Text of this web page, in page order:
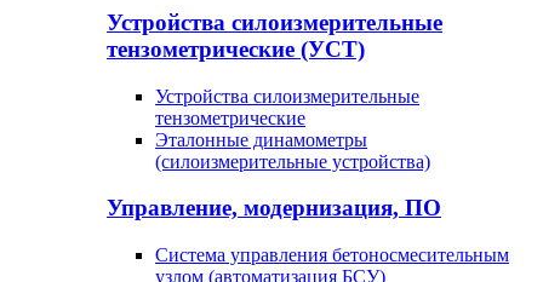
Устройства силоизмерительные
тензометрические (УСТ)
Устройства силоизмерительные
тензометрические
Эталонные динамометры
(силоизмерительные устройства)
Управление, модернизация, ПО
Система управления бетоносмесительным
узлом (автоматизация БСУ)